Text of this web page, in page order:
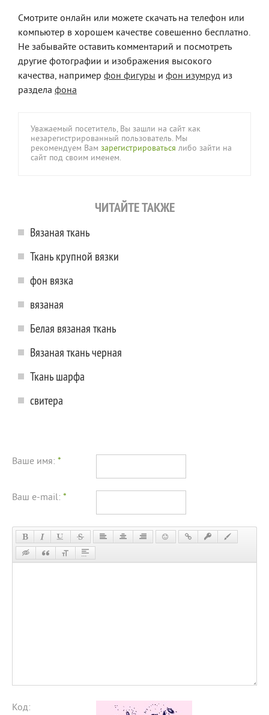
Смотрите онлайн или можете скачать на телефон или
компьютер в хорошем качестве совешенно бесплатно.
Не забывайте оставить комментарий и посмотреть
другие фотографии и изображения высокого
качества, например фон фигуры и фон изумруд из
раздела фона
Уважаемый посетитель, Вы зашли на сайт как
незарегистрированный пользователь. Мы
рекомендуем Вам зарегистрироваться либо зайти на
сайт под своим именем.
ЧИТАЙТЕ ТАКЖЕ
Вязаная ткань
Ткань крупной вязки
фон вязка
вязаная
Белая вязаная ткань
Вязаная ткань черная
Ткань шарфа
свитера
Ваше имя: *
Ваш e-mail: *
Код: